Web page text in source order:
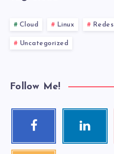
Cloud Linux Redes
Uncategorized
Follow Me!
Facebook Linkedin